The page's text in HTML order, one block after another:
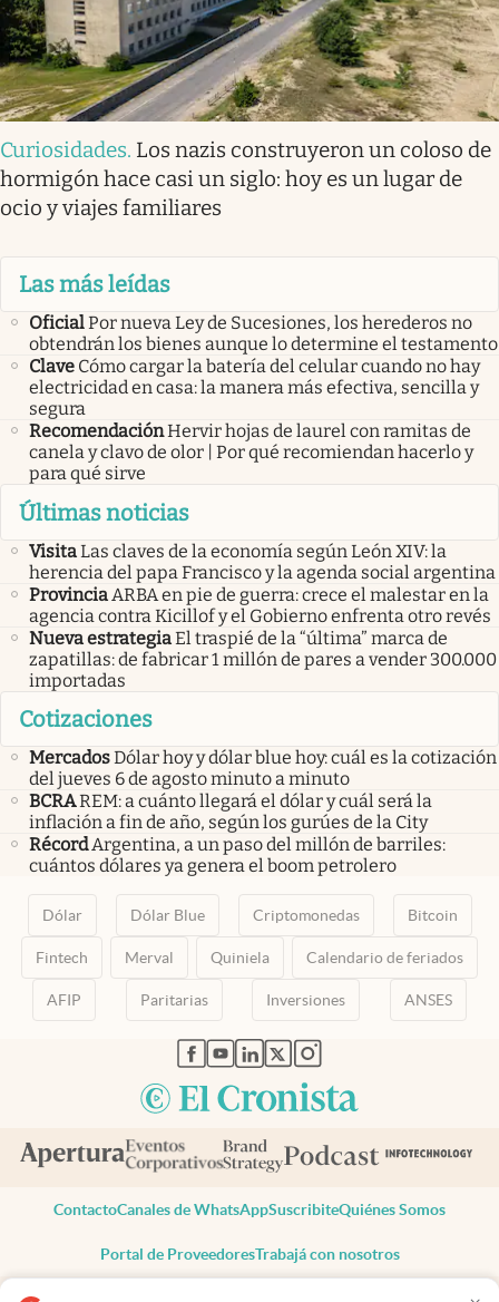
Curiosidades. Los nazis construyeron un coloso de
hormigón hace casi un siglo: hoy es un lugar de
ocio y viajes familiares
Las más leídas
OficialPor nueva Ley de Sucesiones, los herederos no
obtendrán los bienes aunque lo determine el testamento
Clave Cómo cargar la batería del celular cuando no hay
electricidad en casa: la manera más efectiva, sencilla y
segura
RecomendaciónHervir hojas de laurel con ramitas de
canela y clavo de olor | Por qué recomiendan hacerlo y
para qué sirve
Últimas noticias
VisitaLas claves de la economía según León XIV: la
herencia del papa Francisco y la agenda social argentina
ProvinciaARBA en pie de guerra: crece el malestar en la
agencia contra Kicillof y el Gobierno enfrenta otro revés
Nueva estrategiaEl traspié de la “última” marca de
zapatillas: de fabricar 1 millón de pares a vender 300.000
importadas
Cotizaciones
MercadosDólar hoy y dólar blue hoy: cuál es la cotización
del jueves 6 de agosto minuto a minuto
BCRAREM: a cuánto llegará el dólar y cuál será la
inflación a fin de año, según los gurúes de la City
RécordArgentina, a un paso del millón de barriles:
cuántos dólares ya genera el boom petrolero
Dólar Dólar Blue Criptomonedas Bitcoin
Fintech Merval Quiniela Calendario de feriados
AFIP Paritarias Inversiones ANSES
abre en nueva pestaña
abre en nueva pestaña
abre en nueva pestaña
abre en nueva pestaña
abre en nueva pestaña
ContactoCanales de WhatsAppSuscribiteQuiénes Somos
Portal de ProveedoresTrabajá con nosotros